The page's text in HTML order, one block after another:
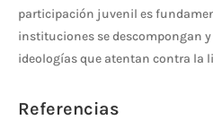
participación juvenil es
instituciones se descompongan
ideologías que atentan contra la
Referencias